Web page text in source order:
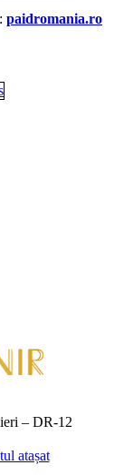
paidromania.ro
– DR‑12
atașat